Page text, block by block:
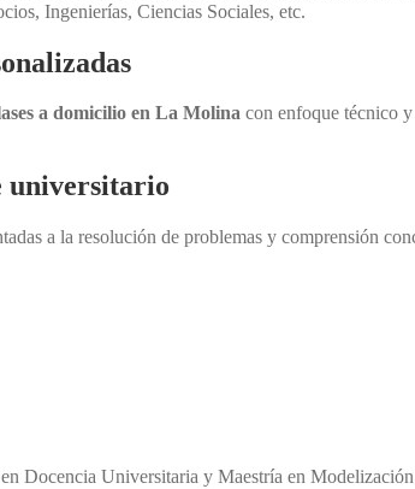
Ingenierías, Ciencias Sociales, etc.
a domicilio en La Molina con enfoque técnico
universitario
a la resolución de problemas y comprensión
Docencia Universitaria y Maestría en